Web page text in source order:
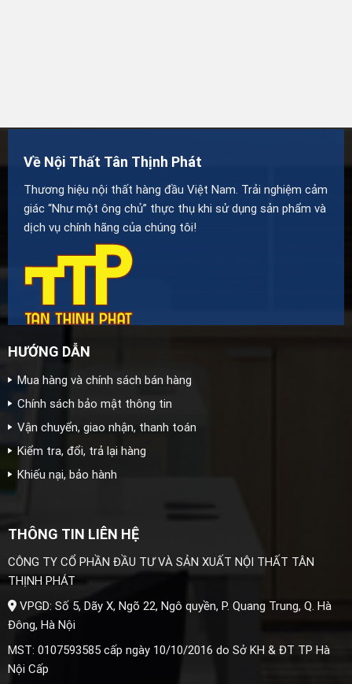
Về Nội Thất Tân Thịnh Phát
Thương hiệu nội thất hàng đầu Việt Nam. Trải nghiệm cảm
giác “Như một ông chủ” thực thụ khi sử dụng sản phẩm và
dịch vụ chính hãng của chúng tôi!
HƯỚNG DẪN
Mua hàng và chính sách bán hàng
Chính sách bảo mật thông tin
Vận chuyển, giao nhận, thanh toán
Kiểm tra, đổi, trả lại hàng
Khiếu nại, bảo hành
THÔNG TIN LIÊN HỆ
CÔNG TY CỔ PHẦN ĐẦU TƯ VÀ SẢN XUẤT NỘI THẤT TÂN
THỊNH PHÁT
VPGD: Số 5, Dãy X, Ngõ 22, Ngô quyền, P. Quang Trung, Q. Hà
Đông, Hà Nội
MST: 0107593585 cấp ngày 10/10/2016 do Sở KH & ĐT TP Hà
Nội Cấp